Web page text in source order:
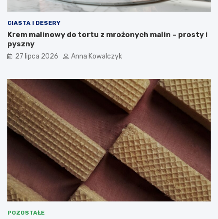
CIASTA I DESERY
Krem malinowy do tortu z mrożonych malin – prosty i
pyszny
27 lipca 2026 Anna Kowalczyk
POZOSTAŁE